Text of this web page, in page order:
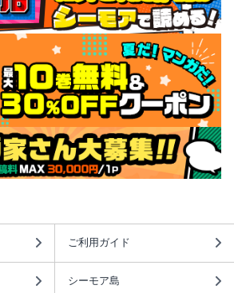
ご利用ガイド
シーモア島